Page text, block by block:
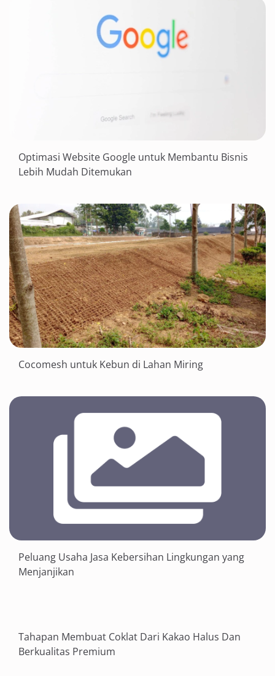
Optimasi Website Google untuk Membantu Bisnis
Lebih Mudah Ditemukan
Cocomesh untuk Kebun di Lahan Miring
Peluang Usaha Jasa Kebersihan Lingkungan yang
Menjanjikan
Tahapan Membuat Coklat Dari Kakao Halus Dan
Berkualitas Premium